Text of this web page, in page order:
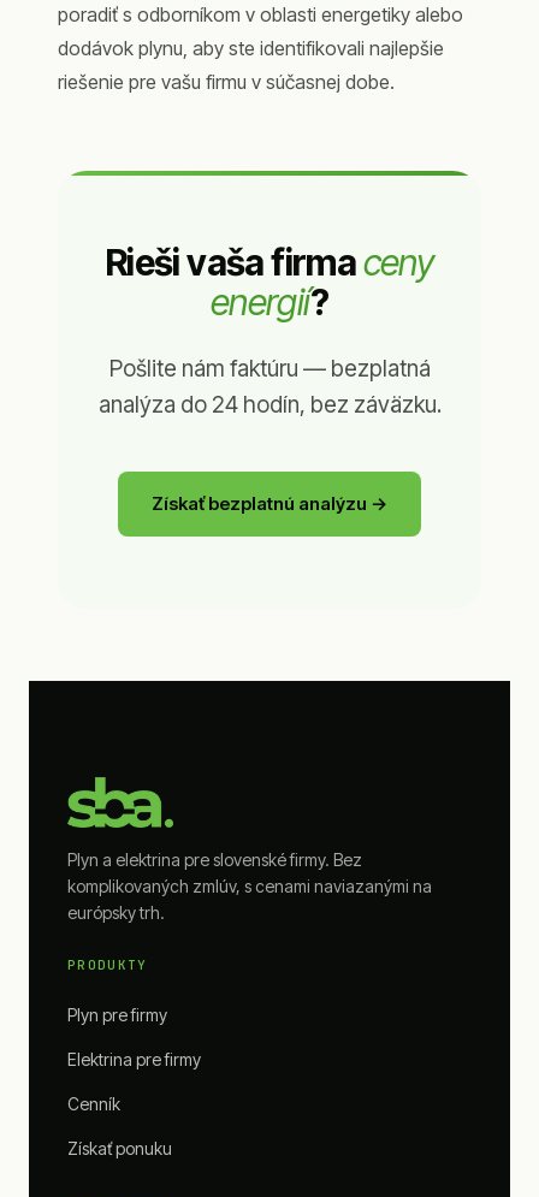
poradiť s odborníkom v oblasti energetiky alebo
dodávok plynu, aby ste identifikovali najlepšie
riešenie pre vašu firmu v súčasnej dobe.
Rieši vaša firmaceny
energií?
Pošlite nám faktúru — bezplatná
analýza do 24 hodín, bez záväzku.
Získať bezplatnú analýzu →
Plyn a elektrina pre slovenské firmy. Bez
komplikovaných zmlúv, s cenami naviazanými na
európsky trh.
PRODUKTY
Plyn pre firmy
Elektrina pre firmy
Cenník
Získať ponuku